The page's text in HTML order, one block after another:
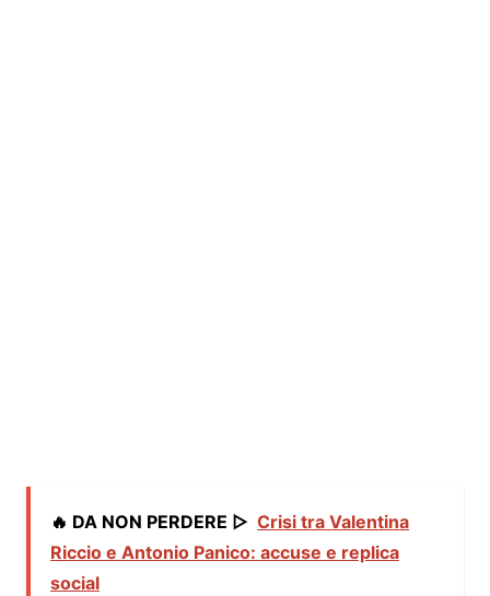
🔥 DA NON PERDERE ▷ Crisi tra Valentina
Riccio e Antonio Panico: accuse e replica
social